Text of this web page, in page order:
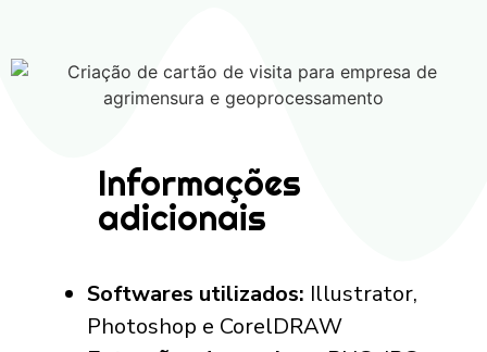
Informações
adicionais
Softwares utilizados: Illustrator,
Photoshop e CorelDRAW